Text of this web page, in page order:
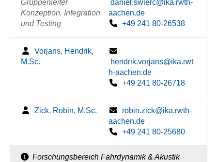
Gruppenleiter
Konzeption, Integration
und Testing
daniel.swierc@ika.rwth-
aachen.de
+49 241 80-26538
Vorjans, Hendrik,
M.Sc.
hendrik.vorjans@ika.rwt
h-aachen.de
+49 241 80-26718
Zick, Robin, M.Sc.
robin.zick@ika.rwth-
aachen.de
+49 241 80-25680
Forschungsbereich Fahrdynamik & Akustik